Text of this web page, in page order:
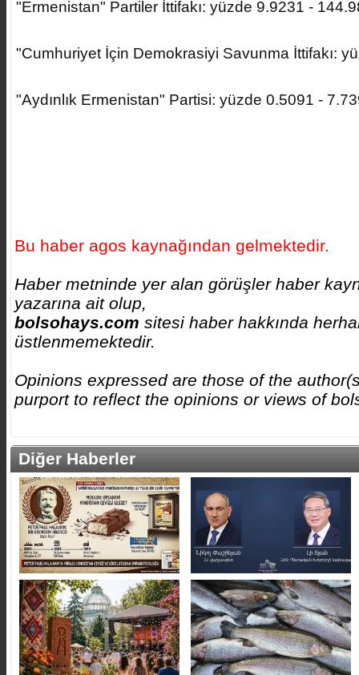
"Ermenistan" Partiler İttifakı: yüzde 9.9231 -
"Cumhuriyet İçin Demokrasiyi Savunma İttifakı:
"Aydınlık Ermenistan" Partisi: yüzde 0.5091 -
Bu haber agos kaynağından gelmektedir.
Haber metninde yer alan görüşler haber
yazarına ait olup,
bolsohays.com sitesi haber hakkında
üstlenmemektedir.
Opinions expressed are those of the
purport to reflect the opinions or views of
Diğer Haberler